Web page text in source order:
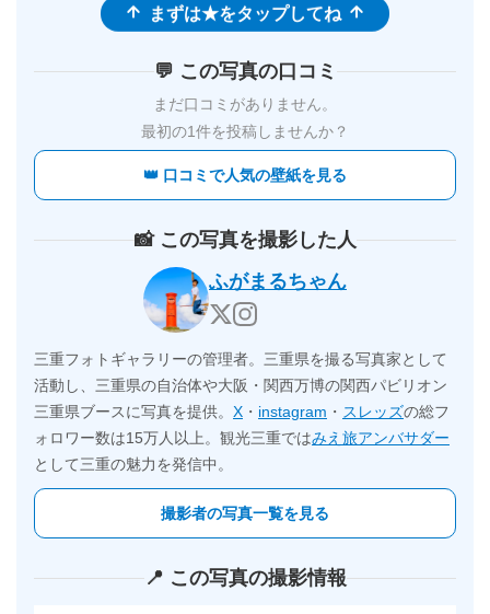
まずは★をタップしてね
💬 この写真の口コミ
まだ口コミがありません。
最初の1件を投稿しませんか？
👑 口コミで人気の壁紙を見る
📸 この写真を撮影した人
ふがまるちゃん
三重フォトギャラリーの管理者。三重県を撮る写真家として
活動し、三重県の自治体や大阪・関西万博の関西パビリオン
三重県ブースに写真を提供。 X ・ instagram ・ スレッズの総フ
ォロワー数は15万人以上。観光三重ではみえ旅アンバサダー
として三重の魅力を発信中。
撮影者の写真一覧を見る
📍 この写真の撮影情報